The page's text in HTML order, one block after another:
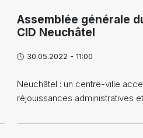
Assemblée générale
CID Neuchâtel
30.05.2022 - 11:00
Neuchâtel : un centre-ville
réjouissances administratives